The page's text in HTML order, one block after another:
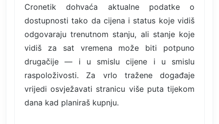
Cronetik dohvaća aktualne podatke o
dostupnosti tako da cijena i status koje vidiš
odgovaraju trenutnom stanju, ali stanje koje
vidiš za sat vremena može biti potpuno
drugačije — i u smislu cijene i u smislu
raspoloživosti. Za vrlo tražene događaje
vrijedi osvježavati stranicu više puta tijekom
dana kad planiraš kupnju.